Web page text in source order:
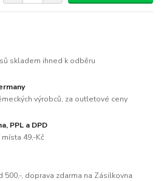
skladem ihned k odběru
výrobců, za outletové ceny
PPL a DPD
49,-Kč
500,-, doprava zdarma na Zásilkovna